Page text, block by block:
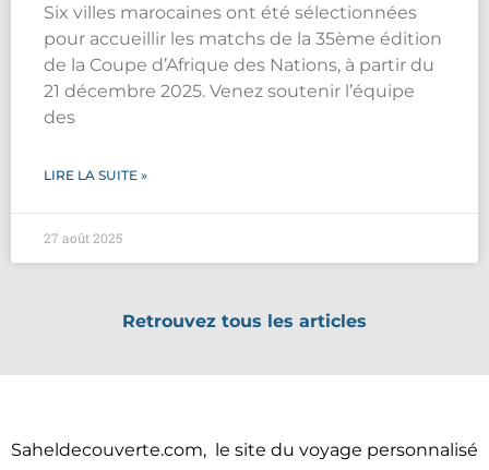
Six villes marocaines ont été sélectionnées
pour accueillir les matchs de la 35ème édition
de la Coupe d’Afrique des Nations, à partir du
21 décembre 2025. Venez soutenir l’équipe
des
LIRE LA SUITE »
27 août 2025
Retrouvez tous les articles
Saheldecouverte.com, le site du voyage personnalisé